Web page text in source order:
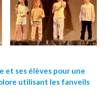
et ses élèves pour une
utilisant les fanveils